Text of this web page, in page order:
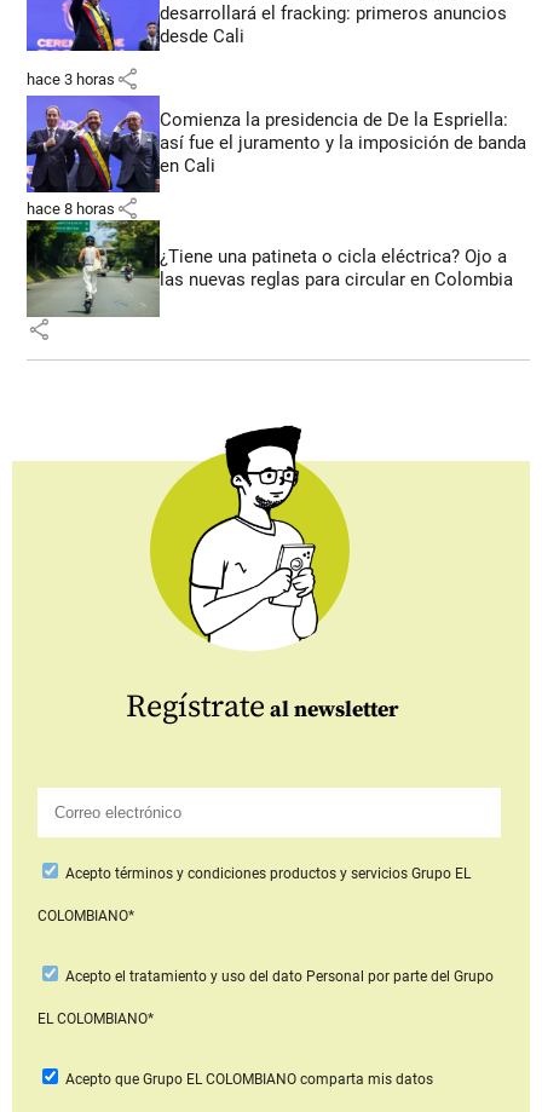
desarrollará el fracking: primeros anuncios
desde Cali
hace 3 horas share
Comienza la presidencia de De la Espriella:
así fue el juramento y la imposición de banda
en Cali
hace 8 horas share
¿Tiene una patineta o cicla eléctrica? Ojo a
las nuevas reglas para circular en Colombia
share
Regístrate al newsletter
Aceptotérminos y condiciones productos y serviciosGrupo EL
COLOMBIANO*
Acepto el tratamiento y uso del dato Personal por parte del Grupo
EL COLOMBIANO*
Acepto que Grupo EL COLOMBIANOcomparta mis datos